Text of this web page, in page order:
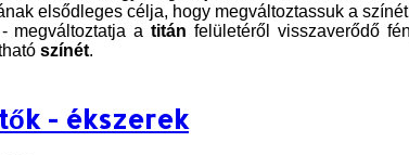
elsődleges célja, hogy megváltoztassuk a
megváltoztatja atitán felületéről visszaverődő
színét.
- ékszerek